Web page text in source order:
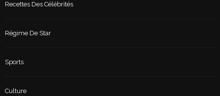
Recettes Des Célébrités
Régime De Star
Sports
Culture